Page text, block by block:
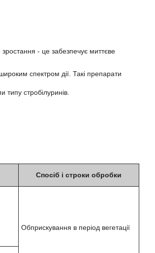
- це забезпечує миттєве
спектром дії. Такі препарати
стробілуринів.
Спосіб і строки обробки
Обприскування в період вегетації